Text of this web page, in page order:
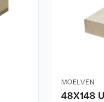
MOELVEN
48X148